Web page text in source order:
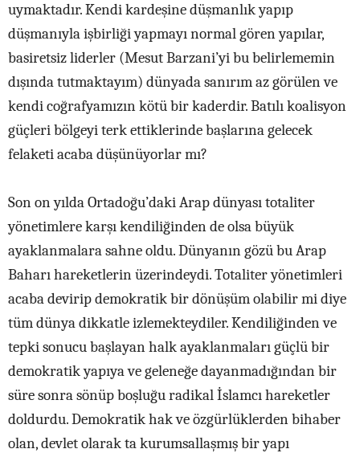
uymaktadır. Kendi kardeşine düşmanlık yapıp
düşmanıyla işbirliği yapmayı normal gören yapılar,
basiretsiz liderler (Mesut Barzani’yi bu belirlememin
dışında tutmaktayım) dünyada sanırım az görülen ve
kendi coğrafyamızın kötü bir kaderdir. Batılı koalisyon
güçleri bölgeyi terk ettiklerinde başlarına gelecek
felaketi acaba düşünüyorlar mı?
Son on yılda Ortadoğu’daki Arap dünyası totaliter
yönetimlere karşı kendiliğinden de olsa büyük
ayaklanmalara sahne oldu. Dünyanın gözü bu Arap
Baharı hareketlerin üzerindeydi. Totaliter yönetimleri
acaba devirip demokratik bir dönüşüm olabilir mi diye
tüm dünya dikkatle izlemekteydiler. Kendiliğinden ve
tepki sonucu başlayan halk ayaklanmaları güçlü bir
demokratik yapıya ve geleneğe dayanmadığından bir
süre sonra sönüp boşluğu radikal İslamcı hareketler
doldurdu. Demokratik hak ve özgürlüklerden bihaber
olan, devlet olarak ta kurumsallaşmış bir yapı